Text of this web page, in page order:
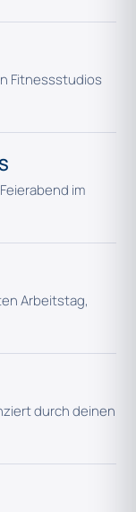
Fitnessstudios
im
Arbeitstag,
durch deinen